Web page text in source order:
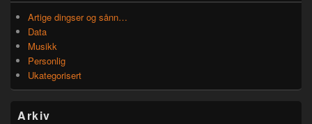
Artige dingser og sånn…
Data
Musikk
Personlig
Ukategorisert
Arkiv